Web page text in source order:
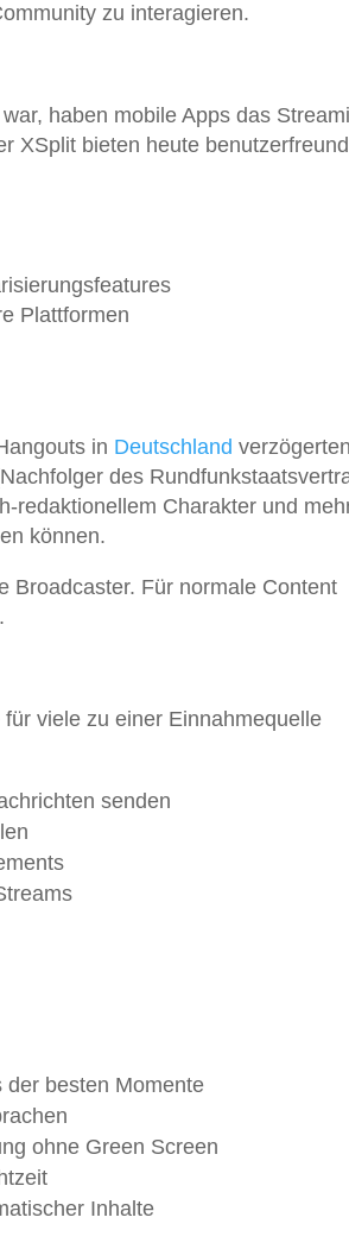
zu interagieren.
haben mobile Apps das
XSplit bieten heute
Plattformen
in Deutschland
des
redaktionellem Charakter und
können.
Broadcaster. Für normale Content
viele zu einer Einnahmequelle
senden
der besten Momente
ohne Green Screen
Inhalte